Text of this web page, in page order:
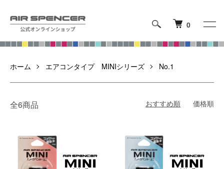
0
ホーム エアコンタイプ MINIシリーズ No.1
全6商品 おすすめ順 価格順